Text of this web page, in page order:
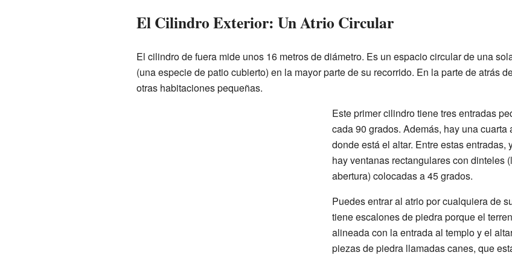
El Cilindro Exterior: Un Atrio Circular
El cilindro de fuera mide unos 16 metros de diámetro. Es un espacio circular de una
(una especie de patio cubierto) en la mayor parte de su recorrido. En la parte de atrás
otras habitaciones pequeñas.
Este primer cilindro tiene tres entradas
cada 90 grados. Además, hay una
donde está el altar. Entre estas
hay ventanas rectangulares con dinteles
abertura) colocadas a 45 grados.
Puedes entrar al atrio por cualquiera de
tiene escalones de piedra porque el
alineada con la entrada al templo y el
piezas de piedra llamadas canes, que